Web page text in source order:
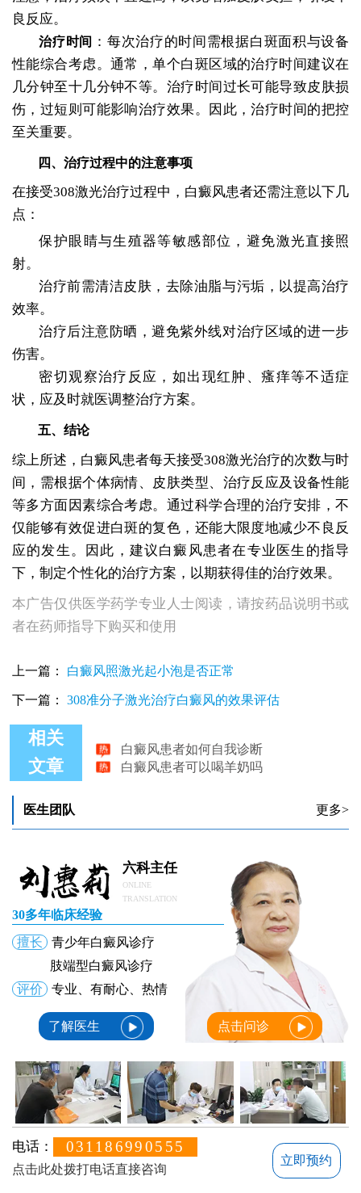
良反应。
治疗时间 ：每次治疗的时间需根据白斑面积与设备
性能综合考虑。通常，单个白斑区域的治疗时间建议在
几分钟至十几分钟不等。治疗时间过长可能导致皮肤损
伤，过短则可能影响治疗效果。因此，治疗时间的把控
至关重要。
四、治疗过程中的注意事项
在接受308激光治疗过程中，白癜风患者还需注意以下几
点：
保护眼睛与生殖器等敏感部位，避免激光直接照
射。
治疗前需清洁皮肤，去除油脂与污垢，以提高治疗
效率。
治疗后注意防晒，避免紫外线对治疗区域的进一步
伤害。
密切观察治疗反应，如出现红肿、瘙痒等不适症
状，应及时就医调整治疗方案。
五、结论
综上所述，白癜风患者每天接受308激光治疗的次数与时
间，需根据个体病情、皮肤类型、治疗反应及设备性能
等多方面因素综合考虑。通过科学合理的治疗安排，不
仅能够有效促进白斑的复色，还能大限度地减少不良反
应的发生。因此，建议白癜风患者在专业医生的指导
下，制定个性化的治疗方案，以期获得佳的治疗效果。
本广告仅供医学药学专业人士阅读，请按药品说明书或
者在药师指导下购买和使用
上一篇： 白癜风照激光起小泡是否正常
下一篇： 308准分子激光治疗白癜风的效果评估
相关
文章
白癜风患者可以喝羊奶吗
白癜风患者什么时候生育好
医生团队 更多>
六科主任
ONLINE
TRANSLATION
30多年临床经验
擅长
青少年白癜风诊疗
肢端型白癜风诊疗
评价
专业、有耐心、热情
了解医生 点击问诊
电话： 031186990555
点击此处拨打电话直接咨询
立即预约